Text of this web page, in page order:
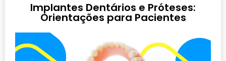
Implantes Dentários e Próteses:
Orientações para Pacientes